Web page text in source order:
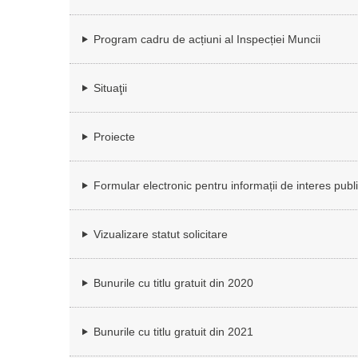
Program cadru de acțiuni al Inspecției Muncii
Situaţii
Proiecte
Formular electronic pentru informații de interes
Vizualizare statut solicitare
Bunurile cu titlu gratuit din 2020
Bunurile cu titlu gratuit din 2021